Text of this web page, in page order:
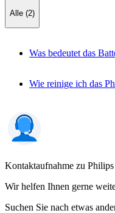
Alle (2)
Was bedeutet das
Wie reinige ich das
Kontaktaufnahme zu Philips
Wir helfen Ihnen gerne
Suchen Sie nach etwas